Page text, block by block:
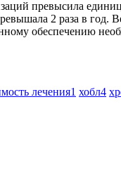
превысила
2 раза в год.
обеспечению
лечения1 хобл4